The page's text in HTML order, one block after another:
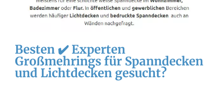
Besten ✔️ Experten
Großmehrings für Spanndecken
und Lichtdecken gesucht?